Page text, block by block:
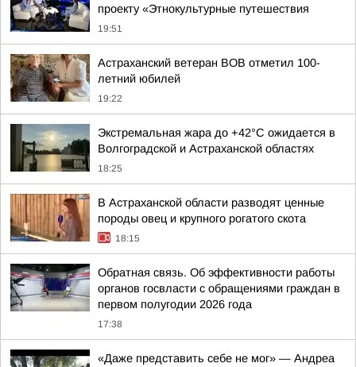
проекту «Этнокультурные путешествия
19:51
Астраханский ветеран ВОВ отметил 100-
летний юбилей
19:22
Экстремальная жара до +42°C ожидается в
Волгоградской и Астраханской областях
18:25
В Астраханской области разводят ценные
породы овец и крупного рогатого скота
18:15
Обратная связь. Об эффективности работы
органов госвласти с обращениями граждан в
первом полугодии 2026 года
17:38
«Даже представить себе не мог» — Андреа